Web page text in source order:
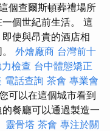
個查爾斯頓葬禮場所
個世紀前生活。 這
使與昂貴的酒店相
外燴廠商 台灣前十
檢查 台中體態矯正
電話查詢 茶會 專業會
可以在這個城市看到
餐廳可以通過製造一
靈骨塔 茶會 專注於關